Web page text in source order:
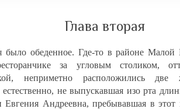
Глава вторая
было обеденное. Где-то в районе Малой
за угловым столиком,
неприметно расположились
естественно, не выпускавшая изо рта
Евгения Андреевна, пребывавшая в